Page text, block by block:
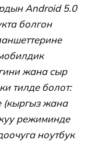
Android 5.0
болгон
жана сыр
тилде болот:
(кыргыз жана
режиминде
ноутбук